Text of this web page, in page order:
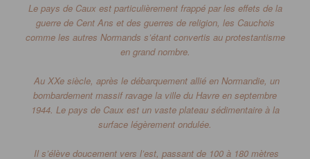
Le pays de Caux est particulièrement frappé par les effets de la
guerre de Cent Ans et des guerres de religion, les Cauchois
comme les autres Normands s’étant convertis au protestantisme
en grand nombre.
Au XXesiècle, après le débarquement allié en Normandie, un
bombardement massif ravage la ville du Havre en septembre
1944. Le pays de Caux est un vaste plateau sédimentaire à la
surface légèrement ondulée.
Il s’élève doucement vers l’est, passant de 100 à 180 mètres